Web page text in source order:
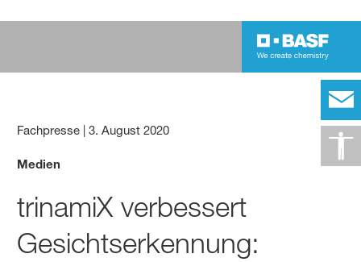
Fachpresse |3. August 2020
Medien
trinamiX verbessert
Gesichtserkennung: